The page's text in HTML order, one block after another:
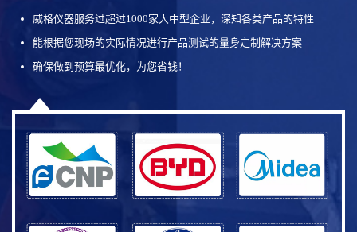
威格仪器服务过超过1000家大中型企业，深知各类产品的特性
能根据您现场的实际情况进行产品测试的量身定制解决方案
确保做到预算最优化，为您省钱！